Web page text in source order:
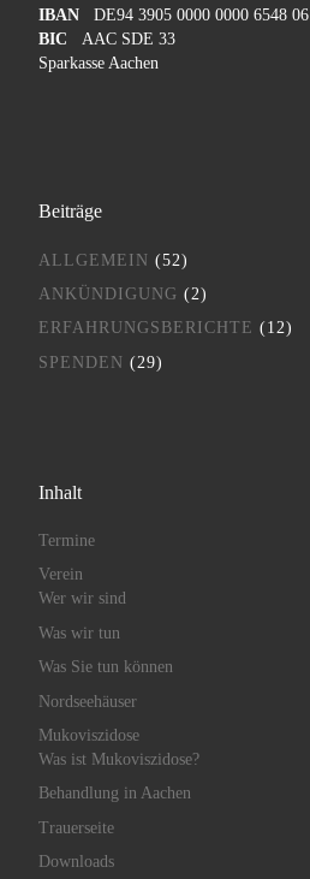
IBANDE94 3905 0000 0000 6548 06
BIC AAC SDE 33
Sparkasse Aachen
Beiträge
ALLGEMEIN (52)
ANKÜNDIGUNG (2)
ERFAHRUNGSBERICHTE (12)
SPENDEN (29)
Inhalt
Termine
Verein
Wer wir sind
Was wir tun
Was Sie tun können
Nordseehäuser
Mukoviszidose
Was ist Mukoviszidose?
Behandlung in Aachen
Trauerseite
Downloads